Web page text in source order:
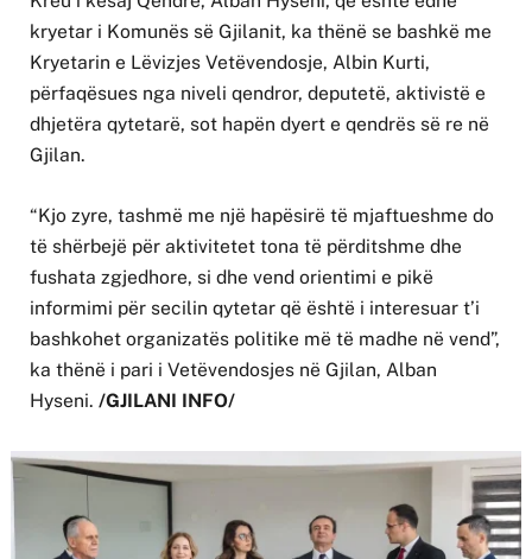
kryetar i Komunës së Gjilanit, ka thënë se bashkë me
Kryetarin e Lëvizjes Vetëvendosje, Albin Kurti,
përfaqësues nga niveli qendror, deputetë, aktivistë e
dhjetëra qytetarë, sot hapën dyert e qendrës së re në
Gjilan.
“Kjo zyre, tashmë me një hapësirë të mjaftueshme do
të shërbejë për aktivitetet tona të përditshme dhe
fushata zgjedhore, si dhe vend orientimi e pikë
informimi për secilin qytetar që është i interesuar t’i
bashkohet organizatës politike më të madhe në vend”,
ka thënë i pari i Vetëvendosjes në Gjilan, Alban
Hyseni. /GJILANI INFO/